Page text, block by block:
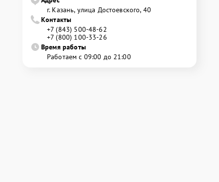
г. Казань, улица Достоевского, 40
Контакты
+7 (843) 500-48-62
+7 (800) 100-33-26
Время работы
Работаем с 09:00 до 21:00